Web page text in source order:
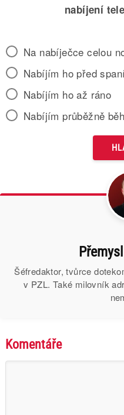
nabíjení
Na nabíječce celou
Nabíjím ho před
Nabíjím ho až ráno
Nabíjím průběžně
Šéfredaktor, tvůrce
v PZL. Také milovník
Komentáře